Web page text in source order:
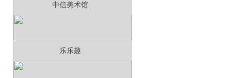
中信美术馆
乐乐趣